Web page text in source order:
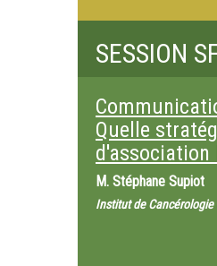
SESSION
Quelle
d'association
M. Stéphane Supiot
Institut de Cancérologie